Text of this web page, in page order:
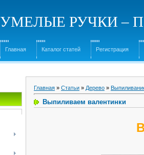
УМЕЛЫЕ РУЧКИ –
Главная Каталог статей Регистрация
Главная » Статьи » Дерево »
Выпиливаем валентинки